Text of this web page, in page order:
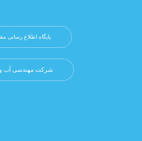
پایگاه اطلاع رسانی
شرکت مهندسی آب و